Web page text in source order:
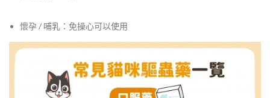
懷孕 / 哺乳：免操心可以使用